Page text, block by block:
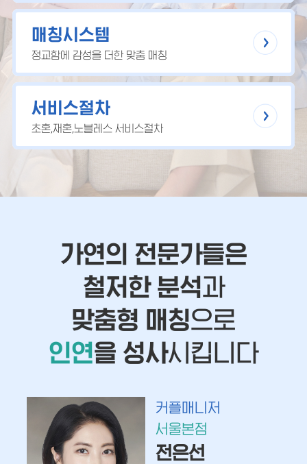
매칭시스템
정교함에 감성을 더한 맞춤 매칭
서비스절차
초혼,재혼,노블레스 서비스절차
가연의 전문가들은
철저한 분석과
맞춤형 매칭으로
인연을 성사시킵니다
커플매니저
서울본점
전은선